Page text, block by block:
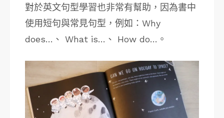
對於英文句型學習也非常有幫助，因為書中
使用短句與常見句型，例如：Why
does…、 What is…、 How do…。